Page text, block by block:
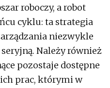
roboczy, a robot
cyklu: ta strategia
niezwykle
Należy również
pozostaje dostępne
prac, którymi w